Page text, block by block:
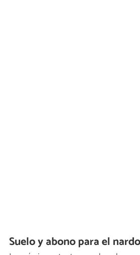
Suelo y abono para el nardo